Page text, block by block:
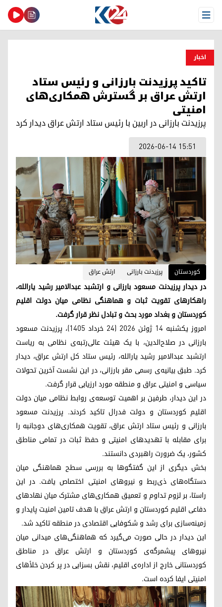
Open Menu
اخبار
تاکید پرزیدنت بارزانی و رئیس ستاد
ارتش عراق بر گسترش همکاری‌های
امنیتی
پرزیدنت بارزانی در اربین با رئیس ستاد ارتش عراق دیدار کرد
2026-06-14 15:51
کوردستان پرزیدنت بارزانی ارتش عراق
در دیدار پرزیدنت مسعود بارزانی و ارتشبد عبدالامیر رشید یارالله،
راهکارهای تقویت ثبات و هماهنگی نظامی میان دولت اقلیم
کوردستان و بغداد مورد بحث و تبادل نظر قرار گرفت.
امروز یکشنبه ۱۴ ژوئن ۲۰۲۶ (۲۴ خرداد ۱۴۰۵)، پرزیدنت مسعود
بارزانی در صلاح‌الدین، با یک هیئت عالی‌رتبه‌ی نظامی به ریاست
ارتشبد عبدالامیر رشید یارالله، رئیس ستاد کل ارتش عراق، دیدار
کرد. طبق بیانیه‌ی رسمی مقر بارزانی، در این نشست آخرین تحولات
سیاسی و امنیتی عراق و منطقه مورد ارزیابی قرار گرفت.
در این دیدار، طرفین بر اهمیت توسعه‌ی روابط نظامی میان دولت
اقلیم کوردستان و دولت فدرال تاکید کردند. پرزیدنت مسعود
بارزانی و رئیس ستاد ارتش عراق، تقویت همکاری‌های دوجانبه را
برای مقابله با تهدیدهای امنیتی و حفظ ثبات در تمامی مناطق
کشور، یک ضرورت راهبردی دانستند.
بخش دیگری از این گفتگوها به بررسی سطح هماهنگی میان
دستگاه‌های ذی‌ربط و نیروهای امنیتی اختصاص یافت. در این
راستا، بر لزوم تداوم و تعمیق همکاری‌های مشترک میان نهادهای
دفاعی اقلیم کوردستان و ارتش عراق با هدف تامین امنیت پایدار و
زمینه‌سازی برای رشد و شکوفایی اقتصادی در منطقه تاکید شد.
این دیدار در حالی صورت می‌گیرد که هماهنگی‌های میدانی میان
نیروهای پیشمرگه‌ی کوردستان و ارتش عراق در مناطق
کوردستانی خارج از اداره‌ی اقلیم، نقش بسزایی در پر کردن خلأهای
امنیتی ایفا کرده است.